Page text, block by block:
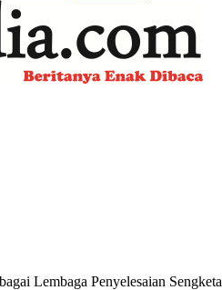
Lembaga Penyelesaian Sengketa